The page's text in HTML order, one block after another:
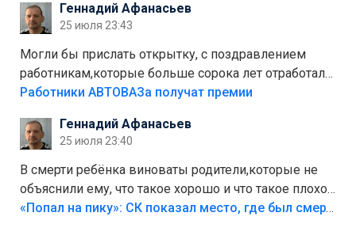
Штрафы мизерные.
Геннадий Афанасьев
25 июля 23:43
Могли бы прислать открытку, с поздравлением
работникам,которые больше сорока лет отработали
на предприятии.
Работники АВТОВАЗа получат премии
Геннадий Афанасьев
25 июля 23:40
В смерти ребёнка виноваты родители,которые не
объяснили ему, что такое хорошо и что такое плохо!
Лезть через такой забор,верх безумия,есть же
«Попал на пику»: СК показал место, где был смертельно травмирован ребенок в Тольятти